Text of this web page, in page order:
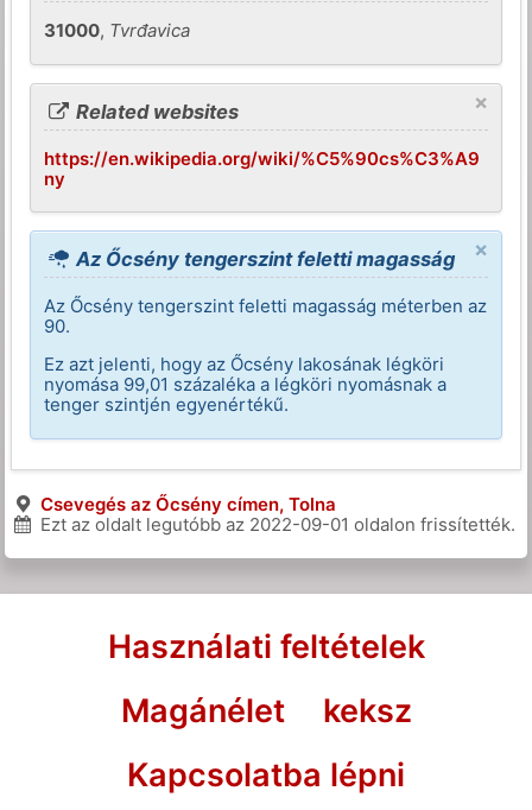
31000, Tvrđavica
×
Related websites
https://en.wikipedia.org/wiki/%C5%90cs%C3%A9
ny
×
Az Őcsény tengerszint feletti magasság
Az Őcsény tengerszint feletti magasság méterben az
90.
Ez azt jelenti, hogy az Őcsény lakosának légköri
nyomása 99,01 százaléka a légköri nyomásnak a
tenger szintjén egyenértékű.
Csevegés az Őcsény címen, Tolna
Ezt az oldalt legutóbb az 2022-09-01 oldalon frissítették.
Használati feltételek
Magánélet
keksz
Kapcsolatba lépni